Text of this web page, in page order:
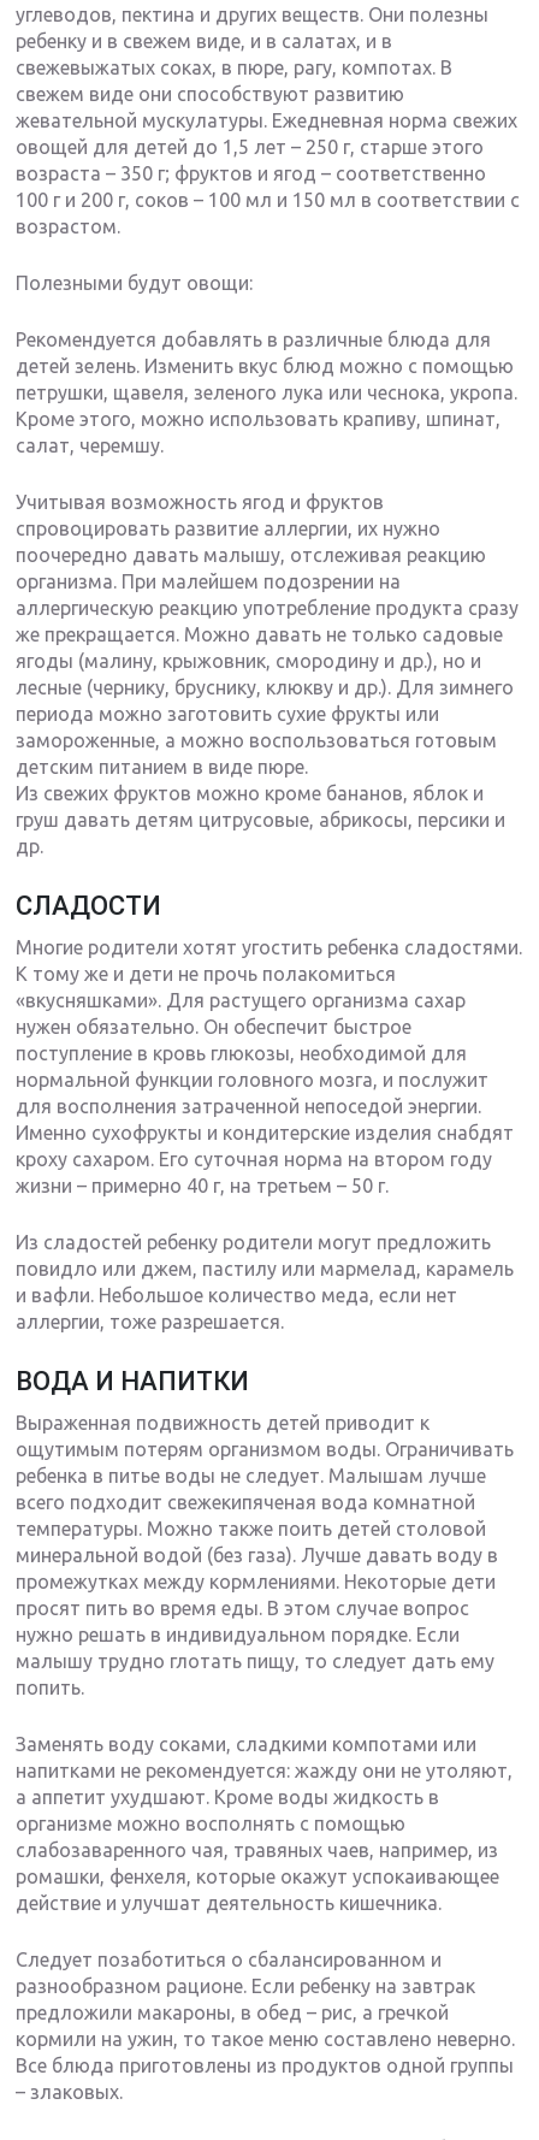
углеводов, пектина и других веществ. Они полезны
ребенку и в свежем виде, и в салатах, и в
свежевыжатых соках, в пюре, рагу, компотах. В
свежем виде они способствуют развитию
жевательной мускулатуры. Ежедневная норма свежих
овощей для детей до 1,5 лет – 250 г, старше этого
возраста – 350 г; фруктов и ягод – соответственно
100 г и 200 г, соков – 100 мл и 150 мл в соответствии с
возрастом.
Полезными будут овощи:
Рекомендуется добавлять в различные блюда для
детей зелень. Изменить вкус блюд можно с помощью
петрушки, щавеля, зеленого лука или чеснока, укропа.
Кроме этого, можно использовать крапиву, шпинат,
салат, черемшу.
Учитывая возможность ягод и фруктов
спровоцировать развитие аллергии, их нужно
поочередно давать малышу, отслеживая реакцию
организма. При малейшем подозрении на
аллергическую реакцию употребление продукта сразу
же прекращается. Можно давать не только садовые
ягоды (малину, крыжовник, смородину и др.), но и
лесные (чернику, бруснику, клюкву и др.). Для зимнего
периода можно заготовить сухие фрукты или
замороженные, а можно воспользоваться готовым
детским питанием в виде пюре.
Из свежих фруктов можно кроме бананов, яблок и
груш давать детям цитрусовые, абрикосы, персики и
др.
СЛАДОСТИ
Многие родители хотят угостить ребенка сладостями.
К тому же и дети не прочь полакомиться
«вкусняшками». Для растущего организма сахар
нужен обязательно. Он обеспечит быстрое
поступление в кровь глюкозы, необходимой для
нормальной функции головного мозга, и послужит
для восполнения затраченной непоседой энергии.
Именно сухофрукты и кондитерские изделия снабдят
кроху сахаром. Его суточная норма на втором году
жизни – примерно 40 г, на третьем – 50 г.
Из сладостей ребенку родители могут предложить
повидло или джем, пастилу или мармелад, карамель
и вафли. Небольшое количество меда, если нет
аллергии, тоже разрешается.
ВОДА И НАПИТКИ
Выраженная подвижность детей приводит к
ощутимым потерям организмом воды. Ограничивать
ребенка в питье воды не следует. Малышам лучше
всего подходит свежекипяченая вода комнатной
температуры. Можно также поить детей столовой
минеральной водой (без газа). Лучше давать воду в
промежутках между кормлениями. Некоторые дети
просят пить во время еды. В этом случае вопрос
нужно решать в индивидуальном порядке. Если
малышу трудно глотать пищу, то следует дать ему
попить.
Заменять воду соками, сладкими компотами или
напитками не рекомендуется: жажду они не утоляют,
а аппетит ухудшают. Кроме воды жидкость в
организме можно восполнять с помощью
слабозаваренного чая, травяных чаев, например, из
ромашки, фенхеля, которые окажут успокаивающее
действие и улучшат деятельность кишечника.
Следует позаботиться о сбалансированном и
разнообразном рационе. Если ребенку на завтрак
предложили макароны, в обед – рис, а гречкой
кормили на ужин, то такое меню составлено неверно.
Все блюда приготовлены из продуктов одной группы
– злаковых.